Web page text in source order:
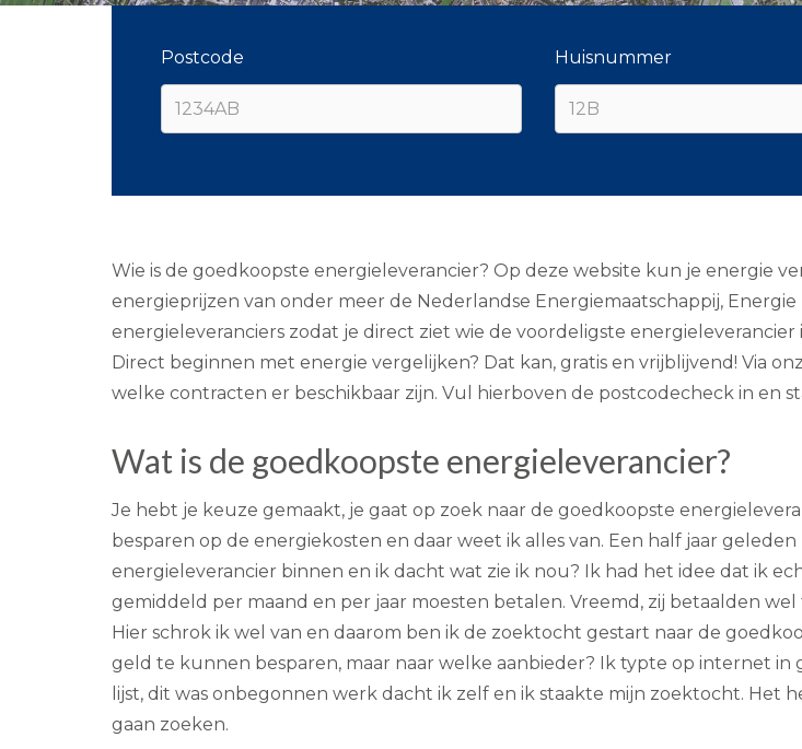
Postcode Huisnummer
Wie is de goedkoopste energieleverancier? Op deze website kun je energie
energieprijzen van onder meer de Nederlandse Energiemaatschappij,
energieleveranciers zodat je direct ziet wie de voordeligste
Direct beginnen met energie vergelijken? Dat kan, gratis en vrijblijvend! Via
welke contracten er beschikbaar zijn. Vul hierboven de postcodecheck in en
Wat is de goedkoopste energieleverancier?
Je hebt je keuze gemaakt, je gaat op zoek naar de goedkoopste
besparen op de energiekosten en daar weet ik alles van. Een half jaar
energieleverancier binnen en ik dacht wat zie ik nou? Ik had het idee dat ik
gemiddeld per maand en per jaar moesten betalen. Vreemd, zij betaalden
Hier schrok ik wel van en daarom ben ik de zoektocht gestart naar de
geld te kunnen besparen, maar naar welke aanbieder? Ik typte op internet in
lijst, dit was onbegonnen werk dacht ik zelf en ik staakte mijn zoektocht.
gaan zoeken.